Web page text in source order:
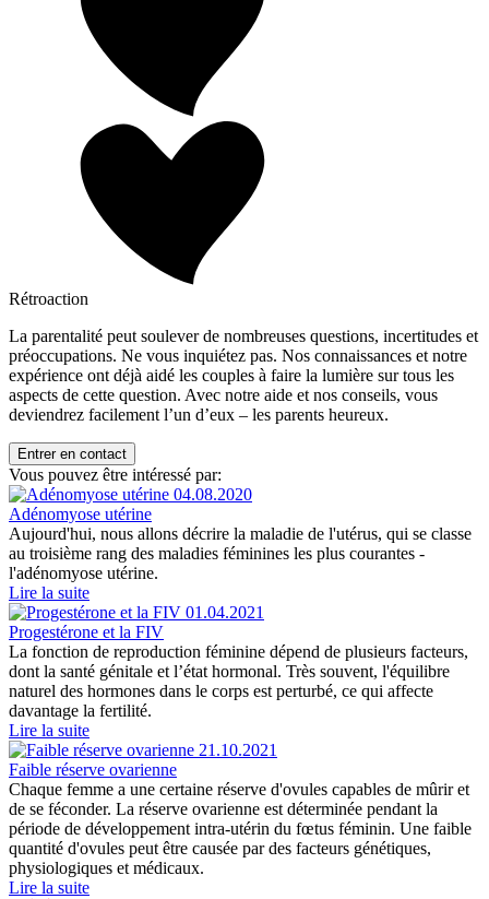
Rétroaction
La parentalité peut soulever de nombreuses questions, incertitudes et
préoccupations. Ne vous inquiétez pas. Nos connaissances et notre
expérience ont déjà aidé les couples à faire la lumière sur tous les
aspects de cette question. Avec notre aide et nos conseils, vous
deviendrez facilement l’un d’eux – les parents heureux.
Entrer en contact
Vous pouvez être intéressé par:
04.08.2020
Adénomyose utérine
Aujourd'hui, nous allons décrire la maladie de l'utérus, qui se classe
au troisième rang des maladies féminines les plus courantes -
l'adénomyose utérine.
Lire la suite
01.04.2021
Progestérone et la FIV
La fonction de reproduction féminine dépend de plusieurs facteurs,
dont la santé génitale et l’état hormonal. Très souvent, l'équilibre
naturel des hormones dans le corps est perturbé, ce qui affecte
davantage la fertilité.
Lire la suite
21.10.2021
Faible réserve ovarienne
Chaque femme a une certaine réserve d'ovules capables de mûrir et
de se féconder. La réserve ovarienne est déterminée pendant la
période de développement intra-utérin du fœtus féminin. Une faible
quantité d'ovules peut être causée par des facteurs génétiques,
physiologiques et médicaux.
Lire la suite